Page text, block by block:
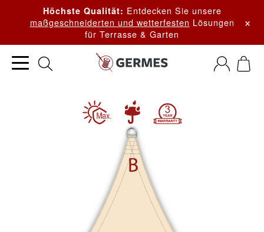
Höchste Qualität: Entdecken Sie unsere
maßgeschneiderten und wetterfesten Lösungen
für Terrasse & Garten
×